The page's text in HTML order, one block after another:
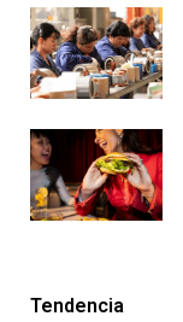
Tendencia